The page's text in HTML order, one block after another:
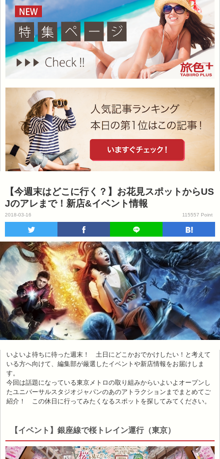
【今週末はどこに行く？】お花見スポットからUS
Jのアレまで！新店&イベント情報
2018-03-16 115557 Point
いよいよ待ちに待った週末！ 土日にどこかおでかけしたい！と考えて
いる方へ向けて、編集部が厳選したイベントや新店情報をお届けしま
す。
今回は話題になっている東京メトロの取り組みからいよいよオープンし
たユニバーサルスタジオジャパンのあのアトラクションまでまとめてご
紹介！ この休日に行ってみたくなるスポットを探してみてください。
【イベント】銀座線で桜トレイン運行（東京）